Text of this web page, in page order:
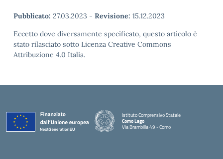
Pubblicato: 27.03.2023 - Revisione: 15.12.2023
Eccetto dove diversamente specificato, questo articolo è
stato rilasciato sotto Licenza Creative Commons
Attribuzione 4.0 Italia.
Istituto Comprensivo Statale
Como Lago
Via Brambilla 49 - Como